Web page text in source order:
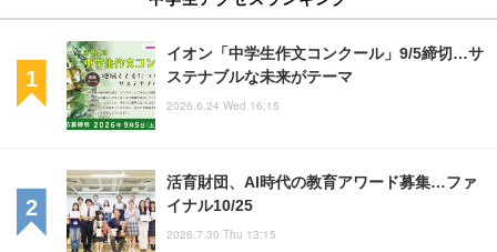
イオン「中学生作文コンクール」9/5締切…サ
ステナブルな未来がテーマ
2026.6.24 Wed 16:15
活育財団、AI時代の教育アワード募集…ファ
イナル10/25
2026.7.30 Thu 13:15